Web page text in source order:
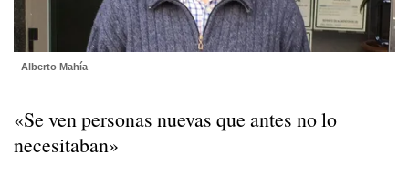
Alberto Mahía
«Se ven personas nuevas que antes no lo
necesitaban»